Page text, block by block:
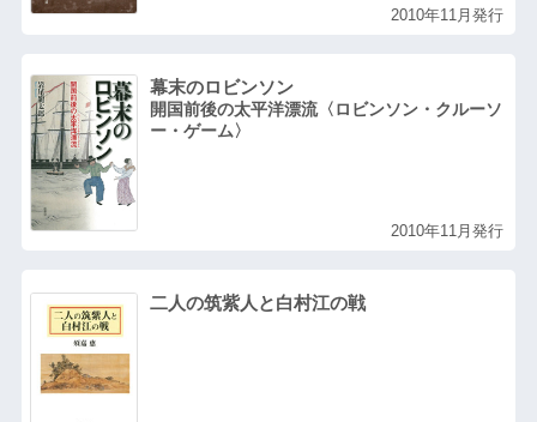
2010年11月発行
幕末のロビンソン
開国前後の太平洋漂流〈ロビンソン・クルーソ
ー・ゲーム〉
2010年11月発行
二人の筑紫人と白村江の戦